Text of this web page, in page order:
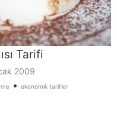
Tarifi
2009
• ekonomik tarifler